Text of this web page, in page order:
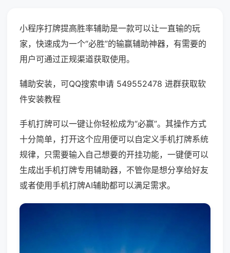
小程序打牌提高胜率辅助是一款可以让一直输的玩
家，快速成为一个“必胜”的输赢辅助神器，有需要的
用户可通过正规渠道获取使用。
辅助安装，可QQ搜索申请 549552478 进群获取软
件安装教程
手机打牌可以一键让你轻松成为“必赢”。其操作方式
十分简单，打开这个应用便可以自定义手机打牌系统
规律，只需要输入自己想要的开挂功能，一键便可以
生成出手机打牌专用辅助器，不管你是想分享给好友
或者使用手机打牌AI辅助都可以满足需求。